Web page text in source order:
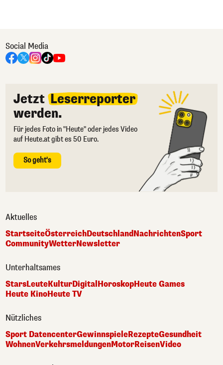
Social Media
Jetzt Leserreporter
werden.
Für jedes Foto in "Heute" oder jedes Video
auf Heute.at gibt es 50 Euro.
So geht's
Aktuelles
StartseiteÖsterreichDeutschlandNachrichtenSport
CommunityWetterNewsletter
Unterhaltsames
StarsLeuteKulturDigital HoroskopHeute Games
Heute KinoHeute TV
Nützliches
Sport DatencenterGewinnspieleRezepteGesundheit
WohnenVerkehrsmeldungenMotorReisenVideo